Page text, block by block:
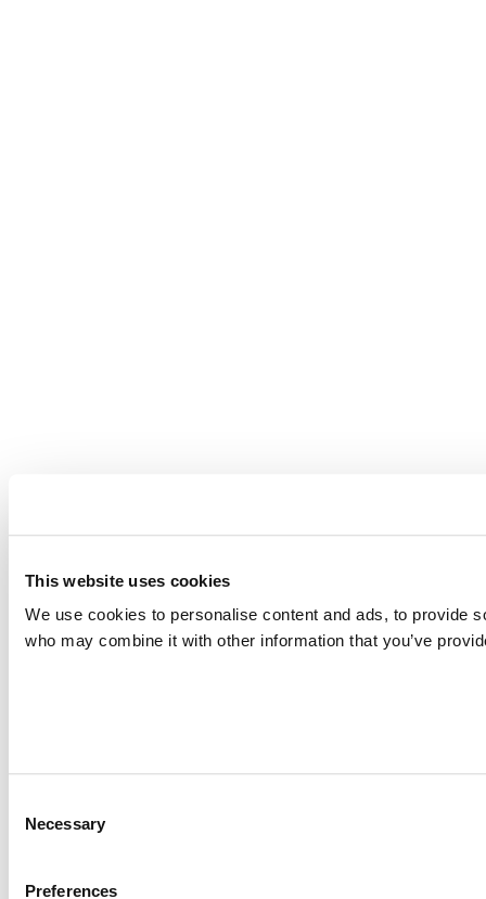
This website uses cookies
We use cookies to personalise content and ads, to provide
who may combine it with other information that you’ve
Selection
Necessary
Preferences